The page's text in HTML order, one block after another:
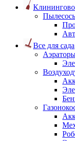
Все для сада